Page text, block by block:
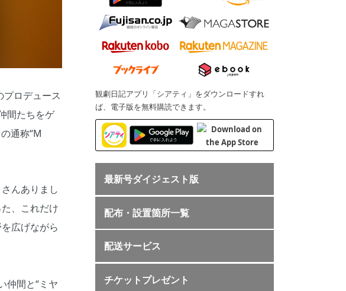
ロデュース
間たちをゲ
通称“M
んありまし
、これだけ
広げながら
仲間と“ミヤ
観劇日記アプリ「シアティ」をダウンロードすれ
ば、電子版を無料購読できます。
最新号ダイジェスト版
配布・設置箇所一覧
配送サービス
チケットプレゼント